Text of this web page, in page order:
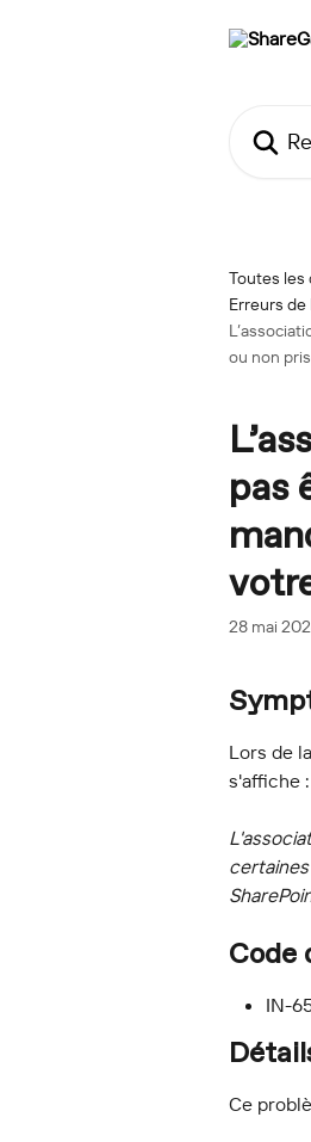
Toutes les
Erreurs
ou non
pas
28 mai
Lors de
s'affiche :
Code
IN-
Ce